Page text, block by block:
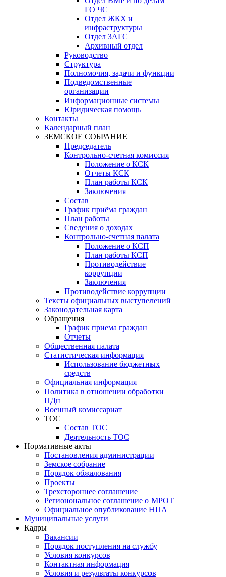
ГО ЧС
Отдел ЖКХ и
инфраструктуры
Отдел ЗАГС
Архивный отдел
Руководство
Структура
Полномочия, задачи и функции
Подведомственные
организации
Информационные системы
Юридическая помощь
Контакты
Календарный план
ЗЕМСКОЕ СОБРАНИЕ
Председатель
Контрольно-счетная комиссия
Положение о КСК
Отчеты КСК
План работы КСК
Заключения
Состав
График приёма граждан
План работы
Сведения о доходах
Контрольно-счетная палата
Положение о КСП
План работы КСП
Противодействие
коррупции
Заключения
Противодействие коррупции
Тексты официальных выступелений
Законодательная карта
Обращения
График приема граждан
Отчеты
Общественная палата
Статистическая информация
Использование бюджетных
средств
Официальная информация
Политика в отношении обработки
ПДн
Военный комиссариат
ТОС
Состав ТОС
Деятельность ТОС
Нормативные акты
Постановления администрации
Земское собрание
Порядок обжалования
Проекты
Трехстороннее соглашение
Регионональное соглашение о МРОТ
Официальное опубликование НПА
Муниципальные услуги
Кадры
Вакансии
Порядок поступления на службу
Условия конкурсов
Контактная информация
Условия и результаты конкурсов